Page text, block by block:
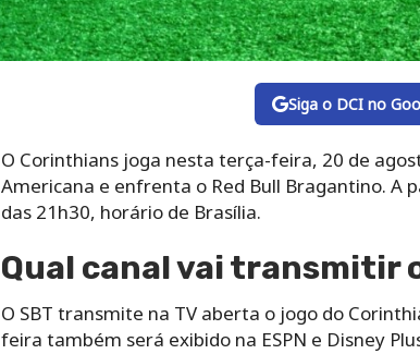
Siga o DCI no
O Corinthians joga nesta terça-feira, 20 de
Americana e enfrenta o Red Bull Bragantino. A
das 21h30, horário de Brasília.
Qual canal vai transmitir
O SBT transmite na TV aberta o jogo do
feira também será exibido na ESPN e Disney